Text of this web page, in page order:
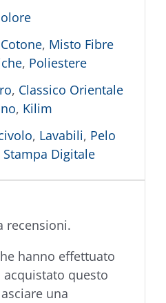
, Misto Fibre
, Poliestere
, Classico Orientale
, Kilim
, Lavabili, Pelo
Stampa Digitale
recensioni.
hanno effettuato
acquistato questo
una